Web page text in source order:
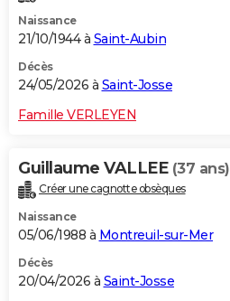
Destinations
City break
Voyage nature
Voyage de noces
Forum
Climat
+PHOTO
GUIDES D'ACHAT
Carte de Noël
Carte Bonne année
Carte Saint-Valentin
Carte Pâques
Carte d'anniversaire
DICTIONNAIRE
Dictionnaire
Biographies
Citations
Expressions
Proverbes
PROGRAMME TV
S'inscrire
Se connecter
Lycées
Collèges
Primaires
Universités
Entreprises
Service militaire
Avis de recherche
AVIS DE DÉCÈS
Naissance
21/10/1944 à Saint-Aubin
Décès
24/05/2026 à Saint-Josse
Famille VERLEYEN
Guillaume VALLEE (37 ans)
Créer une cagnotte obsèques
Naissance
05/06/1988 à Montreuil-sur-Mer
Décès
20/04/2026 à Saint-Josse